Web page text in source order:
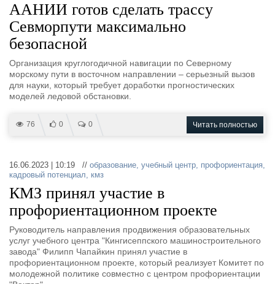
ААНИИ готов сделать трассу
Севморпути максимально
безопасной
Организация круглогодичной навигации по Северному
морскому пути в восточном направлении – серьезный вызов
для науки, который требует доработки прогностических
моделей ледовой обстановки.
76 0 0 Читать полностью
16.06.2023 | 10:19 // образование, учебный центр, профориентация,
кадровый потенциал, кмз
КМЗ принял участие в
профориентационном проекте
Руководитель направления продвижения образовательных
услуг учебного центра "Кингисеппского машиностроительного
завода" Филипп Чапайкин принял участие в
профориентационном проекте, который реализует Комитет по
молодежной политике совместно с центром профориентации